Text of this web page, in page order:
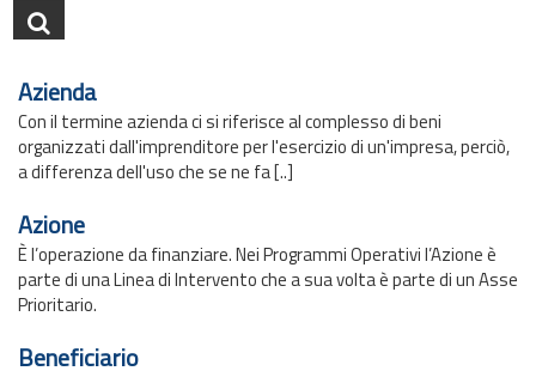
Azienda
Con il termine azienda ci si riferisce al complesso di beni
organizzati dall'imprenditore per l'esercizio di un'impresa, perciò,
a differenza dell'uso che se ne fa [..]
Azione
È l’operazione da finanziare. Nei Programmi Operativi l’Azione è
parte di una Linea di Intervento che a sua volta è parte di un Asse
Prioritario.
Beneficiario